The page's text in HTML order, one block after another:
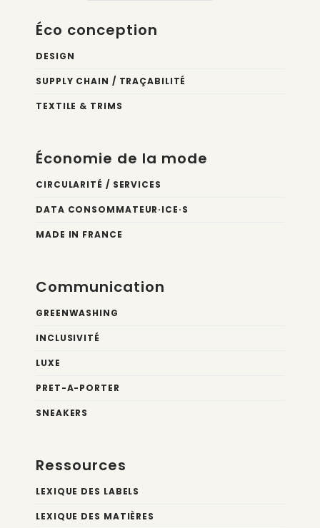
Éco conception
DESIGN
SUPPLY CHAIN / TRAÇABILITÉ
TEXTILE & TRIMS
Économie de la mode
CIRCULARITÉ / SERVICES
DATA CONSOMMATEUR·ICE·S
MADE IN FRANCE
Communication
GREENWASHING
INCLUSIVITÉ
LUXE
PRET-A-PORTER
SNEAKERS
Ressources
LEXIQUE DES LABELS
LEXIQUE DES MATIÈRES